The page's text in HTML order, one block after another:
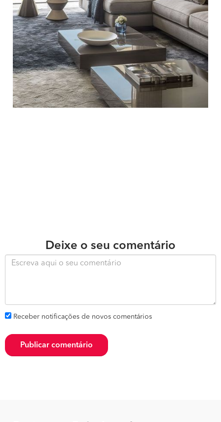
Deixe o seu comentário
Receber notificações de novos comentários
Publicar comentário